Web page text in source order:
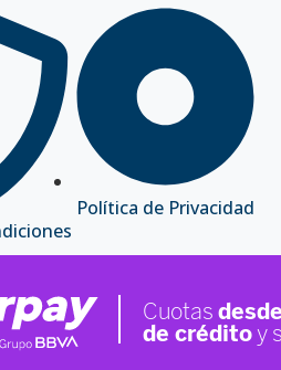
Política de Privacidad